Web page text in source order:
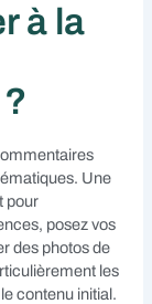
à la
Une
pour
posez vos
des photos de
les
contenu initial.